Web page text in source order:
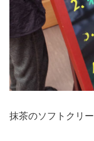
抹茶のソフトクリ